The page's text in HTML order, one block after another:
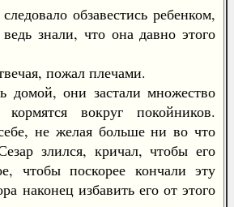
обзавестись ребенком,
знали, что она давно этого
пожал плечами.
они застали множество
вокруг покойников.
не желая больше ни во что
злился, кричал, чтобы его
чтобы поскорее кончали эту
наконец избавить его от этого